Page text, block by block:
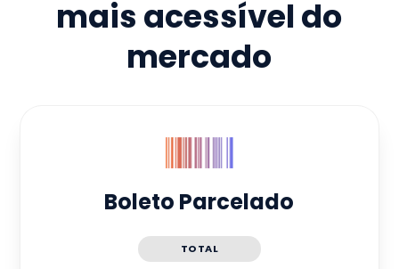
mais acessível do
mercado
Boleto Parcelado
TOTAL